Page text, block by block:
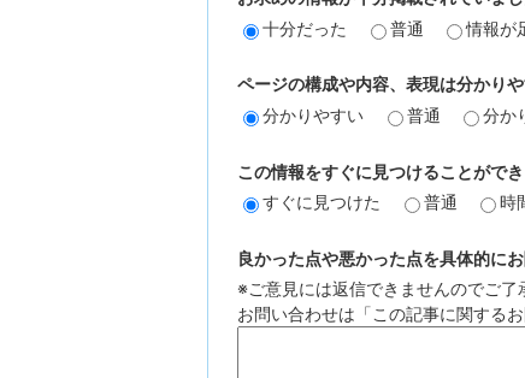
十分だった
普通 情報が
ページの構成や内容、表現は分かり
分かりやすい
普通 分か
この情報をすぐに見つけることがで
すぐに見つけた
普通 時
良かった点や悪かった点を具体的に
※ご意見には返信できませんのでご了
お問い合わせは「この記事に関する